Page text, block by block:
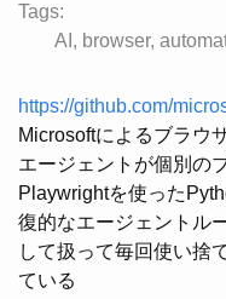
Tags:
AI
browser
https://github.com/
Microsoftによるブラウ
エージェントが個別の
Playwrightを使った
復的なエージェントル
して扱って毎回使い捨
ている